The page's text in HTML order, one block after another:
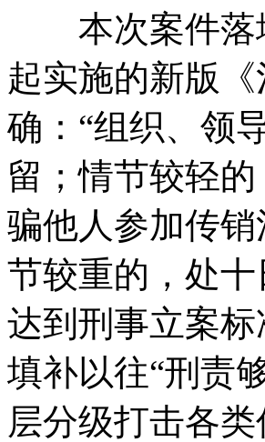
本次案件落
起实施的新版
确：“组织、领
留；情节较轻
骗他人参加传
节较重的，处
达到刑事立案
填补以往“刑责
层分级打击各